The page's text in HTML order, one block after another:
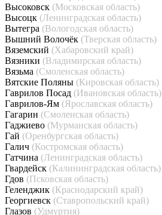
Высоковск (Московская область)
Высоцк (Ленинградская область)
Вытегра (Вологодская область)
Вышний Волочёк (Тверская область)
Вяземский (Хабаровский край)
Вязники (Владимирская область)
Вязьма (Смоленская область)
Вятские Поляны (Кировская область)
Гаврилов Посад (Ивановская область)
Гаврилов-Ям (Ярославская область)
Гагарин (Смоленская область)
Гаджиево (Мурманская область)
Гай (Оренбургская область)
Галич (Костромская область)
Гатчина (Ленинградская область)
Гвардейск (Калининградская область)
Гдов (Псковская область)
Геленджик (Краснодарский край)
Георгиевск (Ставропольский край)
Глазов (Удмуртия)